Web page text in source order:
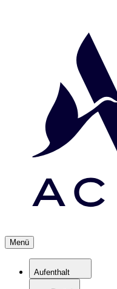
Menü
Aufenthalt